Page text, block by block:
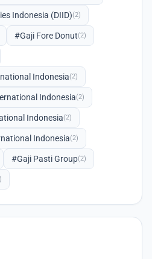
Indonesia (DIID)(2)
#Gaji Fore Donut(2)
Indonesia(2)
Indonesia(2)
Indonesia(2)
Indonesia(2)
#Gaji Pasti Group(2)